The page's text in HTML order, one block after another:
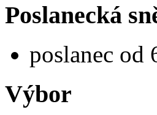
Poslanecká
poslanec od
Výbor